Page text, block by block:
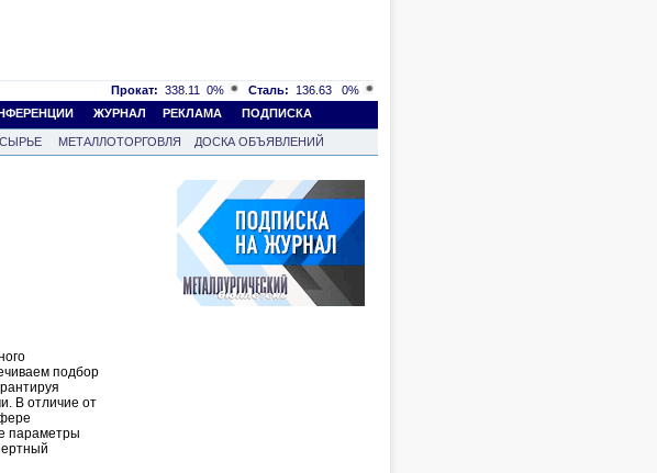
Прокат: 338.11 0% Сталь: 136.63
0%
ЖУРНАЛ РЕКЛАМА ПОДПИСКА
СЫРЬЕ МЕТАЛЛОТОРГОВЛЯ
ДОСКА ОБЪЯВЛЕНИЙ
подбор
В отличие от
параметры